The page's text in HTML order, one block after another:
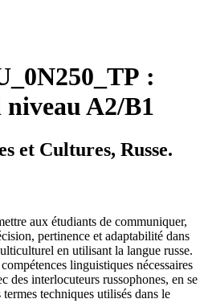
:
niveau A2/B1
et Cultures, Russe.
aux étudiants de communiquer,
pertinence et adaptabilité dans
en utilisant la langue russe.
linguistiques nécessaires
des interlocuteurs russophones, en se
techniques utilisés dans le